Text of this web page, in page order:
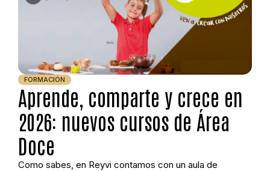
Aprende, comparte y crece en
2026: nuevos cursos de Área
Doce
FORMACIÓN
Como sabes, en Reyvi contamos con un aula de